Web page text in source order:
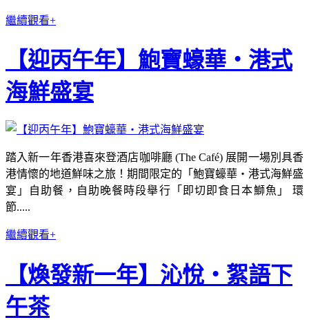
繼續觀看+
【迎丙午年】鮑寶蠔華‧港式
海鮮盛宴
踏入新一年香港喜來登酒店咖啡廳 (The Café) 展開一場別具香
港情懷的地道鮮味之旅！期間限定的「鮑寶蠔華‧港式海鮮盛
宴」自助餐，自助晚餐時段舉行「即切即食日本鰤魚」 環
節.....
繼續觀看+
【煥發新一年】沁悅‧絮語下
午茶